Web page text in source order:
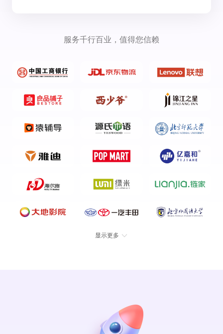
服务千行百业，值得您信赖
显示更多